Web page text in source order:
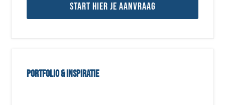
Start hier je aanvraag
Portfolio & inspiratie